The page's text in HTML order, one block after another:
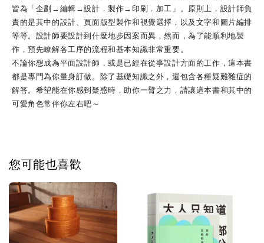
皆為「企劃→編輯→設計．製作→印刷．加工」。原則上，設計師負
責的是其中的設計、頁面版型製作和視覺選擇，以及文字和圖片編排
等等。設計師要設計到什麼地步因案而異，然而，為了能順利地製
作，預先瞭解各工序的流程和基本知識非常重要。
不論你想成為平面設計師，或是已經在從事設計方面的工作，這本書
都是專門為你量身訂做。除了基礎知識之外，還包含各種疑難雜症的
解答。希望能在你感到疑惑時，助你一臂之力，請讓這本書和其中的
可愛角色常伴你左右吧～
您可能也喜歡